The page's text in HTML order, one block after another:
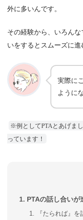
外に多いんです。
その経験から、いろん
いをするとスムーズに進
実際に
ように
※例としてPTAとあげま
っています！
PTAの話し合いが
『たられば』